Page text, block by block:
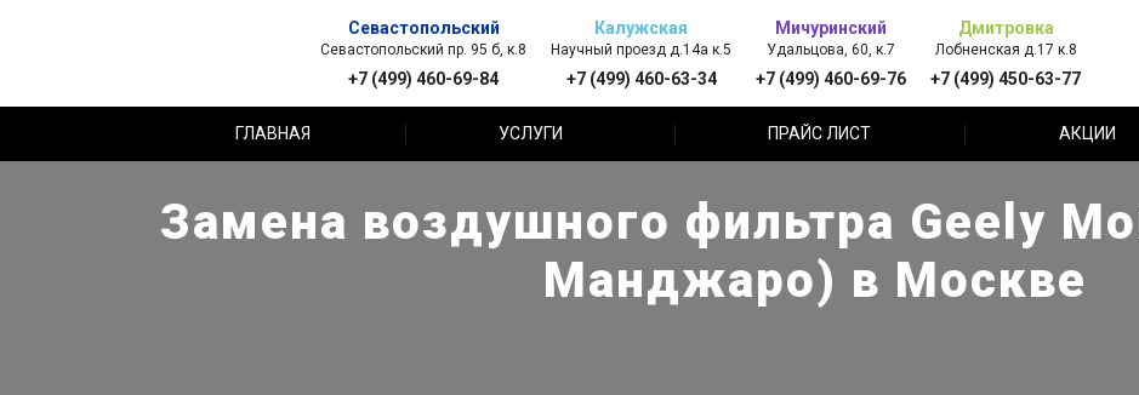
Севастопольский
Севастопольский пр. 95 б, к.8
+7 (499) 460-69-84
Калужская
Научный проезд д.14а к.5
+7 (499) 460-63-34
Мичуринский
Удальцова, 60, к.7
+7 (499) 460-69-76
Дмитровка
Лобненская д.17 к.8
+7 (499) 450-63-77
ГЛАВНАЯ УСЛУГИ ПРАЙС ЛИСТ АКЦИИ
Замена воздушного фильтра Geely
Манджаро) в Москве